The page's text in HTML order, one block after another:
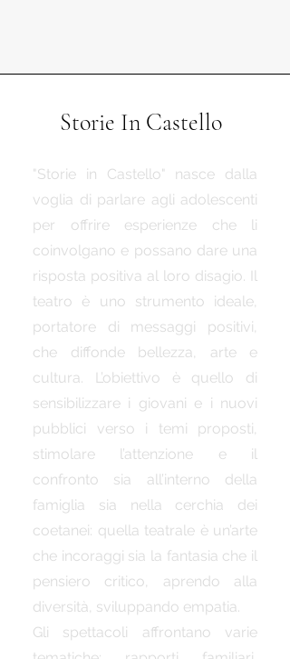
Storie In Castello
"Storie in Castello" nasce dalla
voglia di parlare agli adolescenti
per offrire esperienze che li
coinvolgano e possano dare una
risposta positiva al loro disagio. Il
teatro è uno strumento ideale,
portatore di messaggi positivi,
che diffonde bellezza, arte e
cultura. L’obiettivo è quello di
sensibilizzare i giovani e i nuovi
pubblici verso i temi proposti,
stimolare l’attenzione e il
confronto sia all’interno della
famiglia sia nella cerchia dei
coetanei: quella teatrale è un’arte
che incoraggi sia la fantasia che il
pensiero critico, aprendo alla
diversità, sviluppando empatia.
Gli spettacoli affrontano varie